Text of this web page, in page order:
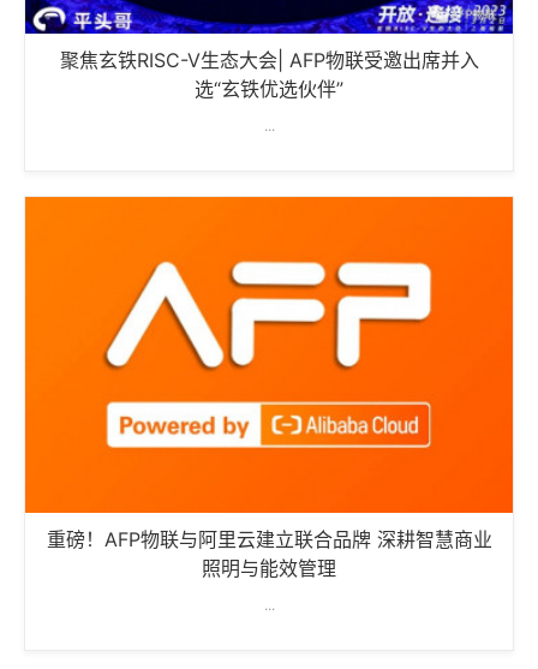
聚焦玄铁RISC-V生态大会| AFP物联受邀出席并入
选“玄铁优选伙伴”
...
重磅！AFP物联与阿里云建立联合品牌 深耕智慧商业
照明与能效管理
...